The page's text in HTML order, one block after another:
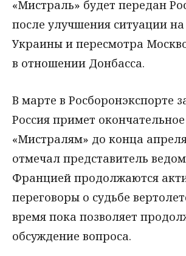
«Мистраль» будет передан
после улучшения ситуации на
Украины и пересмотра
в отношении Донбасса.
В марте в Росборонэкспорте
Россия примет
«Мистралям» до конца
отмечал представитель
Францией продолжаются
переговоры о судьбе
время пока позволяет
обсуждение вопроса.